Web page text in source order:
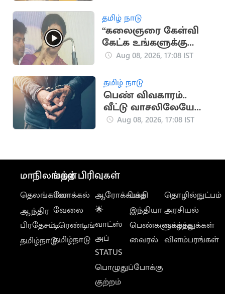
நெகிழ்ச்சி பதிவு
தமிழ் நாடு
“கலைஞரை கேள்வி
கேட்க உங்களுக்கு
தகுதியில்லை” -
Aug 08, 2026, 17:08 IST
தமிழ் நாடு
பெண் விவகாரம்..
வீட்டு வாசலிலேயே
ஒருவருக்கு அரிவாள்
Aug 08, 2026, 17:08 IST
மாநிலங்கள்
தெலங்கானா
ஆந்திர
பிரதேசம்
தமிழ்நாடு
மற்ற பிரிவுகள்
லோக்கல்
வேலை
டிரெண்டிங்
தமிழ்நாடு
ஆரோக்கியம்
🌟
வாட்ஸ்
அப்
STATUS
பொழுதுப்போக்கு
குற்றம்
பக்தி
இந்தியா
பெண்களுக்காக
வைரல்
தொழில்நுட்பம்
அரசியல்
வாழ்த்துக்கள்
விளம்பரங்கள்